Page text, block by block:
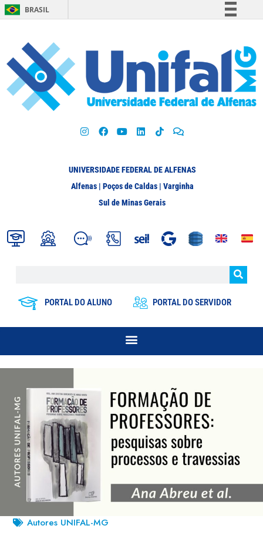
BRASIL
Participe
Acesso à informação
Legislação
UNIVERSIDADE FEDERAL DE ALFENAS
Alfenas | Poços de Caldas | Varginha
Sul de Minas Gerais
PORTAL DO ALUNO PORTAL DO SERVIDOR
Autores UNIFAL-MG